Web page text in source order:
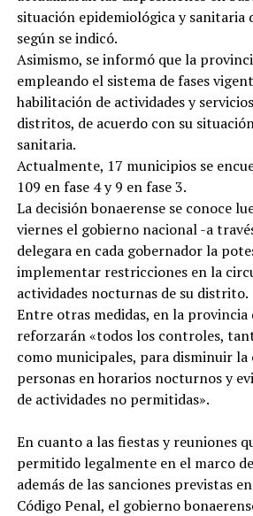
situación epidemiológica y sanitaria
según se indicó.
Asimismo, se informó que la
empleando el sistema de fases
habilitación de actividades y
distritos, de acuerdo con su
sanitaria.
Actualmente, 17 municipios se
109 en fase 4 y 9 en fase 3.
La decisión bonaerense se conoce
viernes el gobierno nacional -a
delegara en cada gobernador la
implementar restricciones en la
actividades nocturnas de su distrito.
Entre otras medidas, en la provincia
reforzarán «todos los controles,
como municipales, para disminuir
personas en horarios nocturnos y
de actividades no permitidas».
En cuanto a las fiestas y reuniones
permitido legalmente en el marco
además de las sanciones previstas
Código Penal, el gobierno